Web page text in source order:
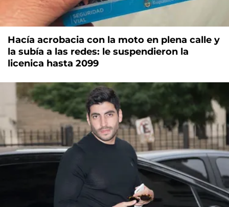
Hacía acrobacia con la moto en plena calle y
la subía a las redes: le suspendieron la
licenica hasta 2099